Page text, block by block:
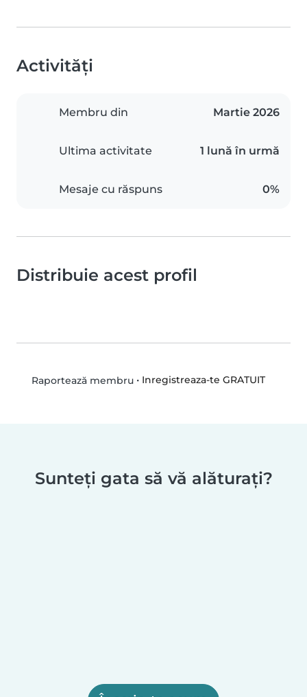
Activități
Membru din Martie 2026
Ultima activitate 1 lună în urmă
Mesaje cu răspuns 0%
Distribuie acest profil
Raportează membru• Inregistreaza-te GRATUIT
Sunteți gata să vă alăturați?